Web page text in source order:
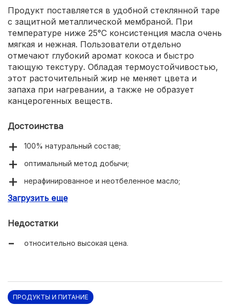
Продукт поставляется в удобной стеклянной таре
с защитной металлической мембраной. При
температуре ниже 25°C консистенция масла очень
мягкая и нежная. Пользователи отдельно
отмечают глубокий аромат кокоса и быстро
тающую текстуру. Обладая термоустойчивостью,
этот расточительный жир не меняет цвета и
запаха при нагревании, а также не образует
канцерогенных веществ.
Достоинства
100% натуральный состав;
оптимальный метод добычи;
нерафинированное и неотбеленное масло;
высокие оценки дерматологов;
Загрузить еще
Недостатки
относительно высокая цена.
ПРОДУКТЫ И ПИТАНИЕ